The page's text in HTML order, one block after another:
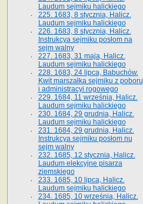
Laudum sejmiku halickiego
225. 1683, 8 stycznia, Halicz.
Laudum sejmiku halickiego
226. 1683, 8 stycznia, Halicz.
Instrukcya sejmiku posłom na
sejm walny
227. 1683, 31 maja, Halicz.
Laudum sejmiku halickiego
228. 1683, 24 lipca, Babuchów.
Kwit marszałka sejmiku z poboru
i administracyi rogowego
229. 1684, 11 września, Halicz.
Laudum sejmiku halickiego
230. 1684, 29 grudnia, Halicz.
Laudum sejmiku halickiego
231. 1684, 29 grudnia, Halicz.
Instrukcya sejmiku posłom nu
sejm walny
232. 1685, 12 stycznia, Halicz.
Laudum elekcyjne pisarza
ziemskiego
233. 1685, 10 lipca, Halicz.
Laudum sejmiku halickiego
234. 1685, 10 września, Halicz.